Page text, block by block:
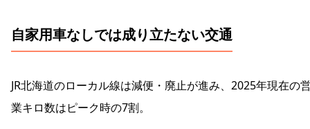
自家用車なしでは成り立たない交通
JR北海道のローカル線は減便・廃止が進み、2025年現在の
業キロ数はピーク時の7割。